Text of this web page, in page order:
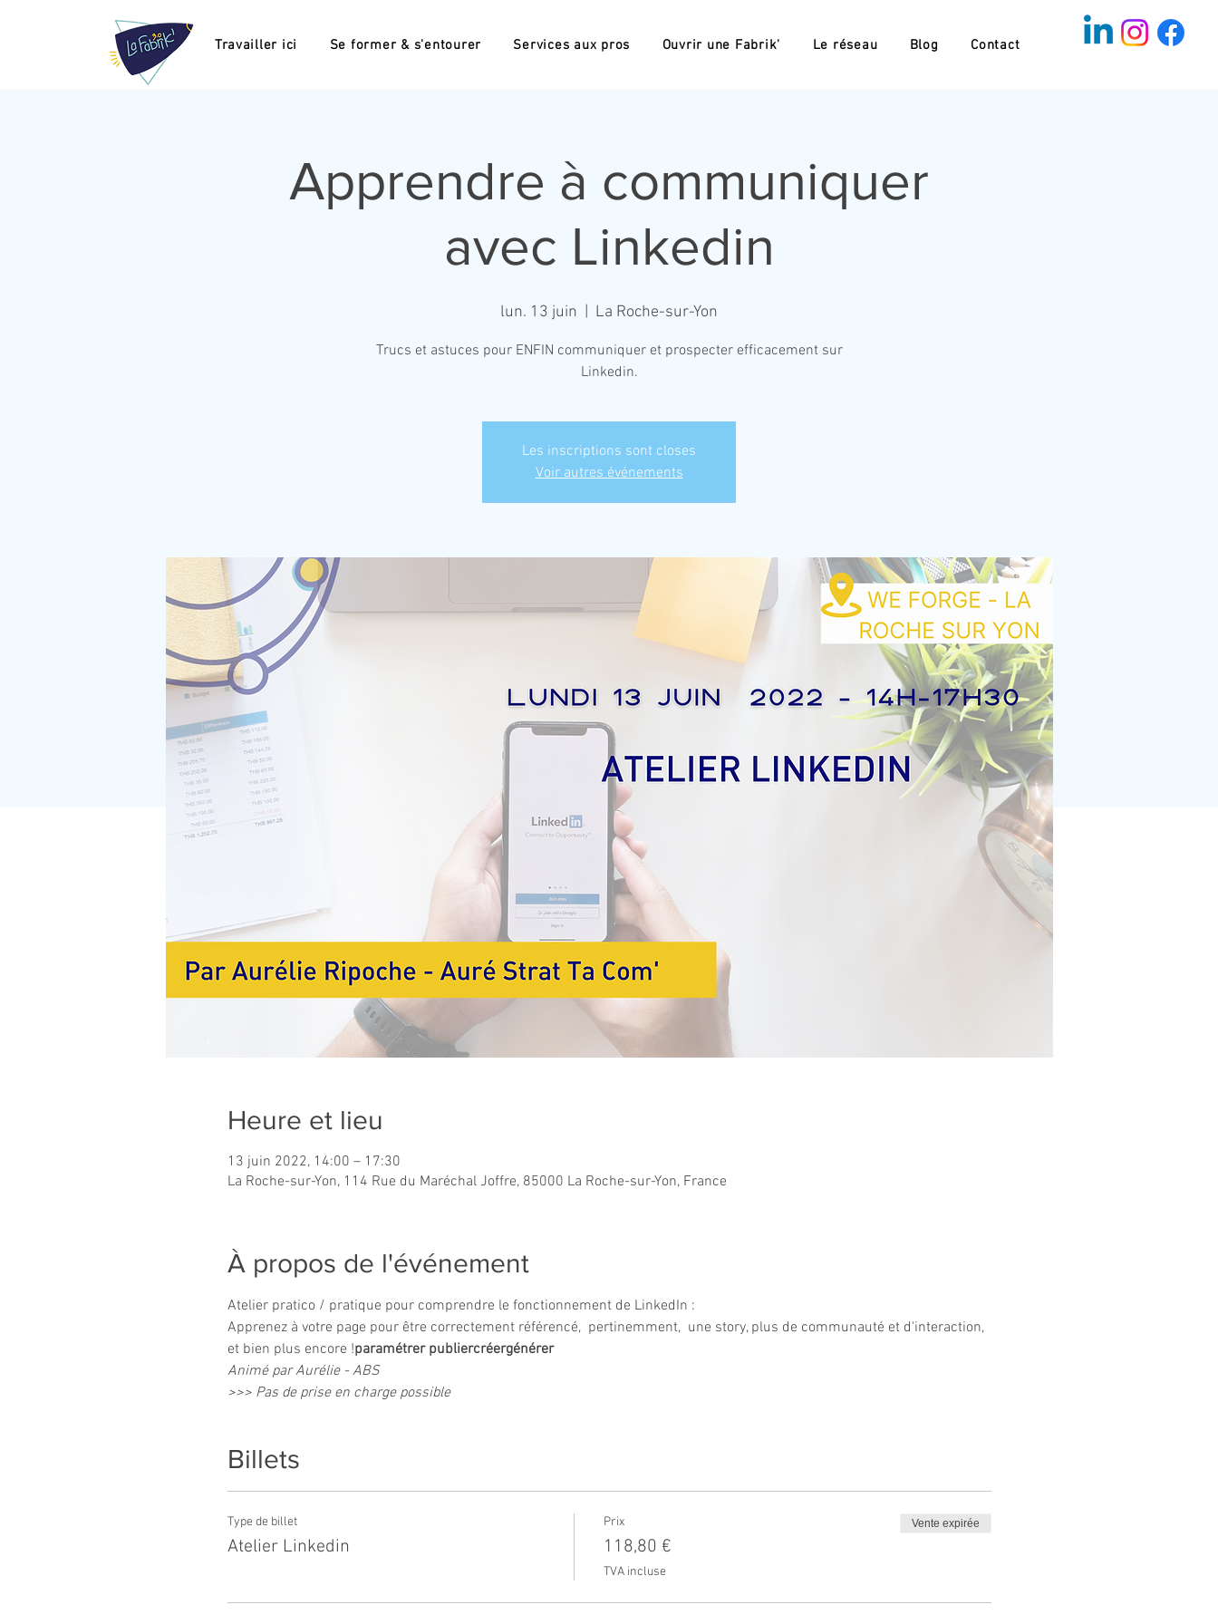
Travailler ici Se former & s'entourer Services aux pros Ouvrir une Fabrik' Le réseau Blog Contact
Apprendre à communiquer
avec Linkedin
lun. 13 juin La Roche-sur-Yon
Trucs et astuces pour ENFIN communiquer et prospecter efficacement sur
Linkedin.
Les inscriptions sont closes
Voir autres événements
Heure et lieu
13 juin 2022, 14:00 – 17:30
La Roche-sur-Yon, 114 Rue du Maréchal Joffre, 85000 La Roche-sur-Yon, France
À propos de l'événement
Atelier pratico / pratique pour comprendre le fonctionnement de LinkedIn :
Apprenez à votre page pour être correctement référencé, pertinemment, une story, plus de communauté et d'interaction,
et bien plus encore !paramétrer publiercréergénérer
Animé par Aurélie - ABS
>>> Pas de prise en charge possible
Billets
Type de billet
Atelier Linkedin
Prix
118,80 €
TVA incluse
Vente expirée